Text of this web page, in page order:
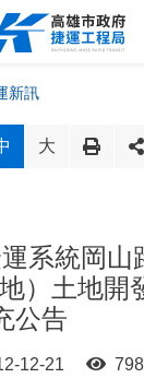
新訊
大
系統岡山
）土地開
公告
12-21